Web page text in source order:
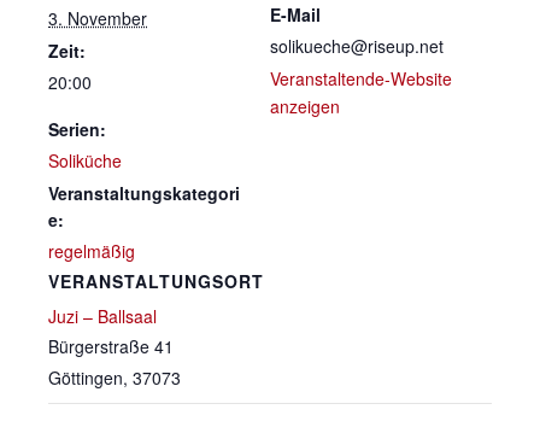
3. November
Zeit:
20:00
Serien:
Soliküche
Veranstaltungskategori
e:
regelmäßig
VERANSTALTUNGSORT
Juzi – Ballsaal
Bürgerstraße 41
Göttingen, 37073
E-Mail
solikueche@riseup.net
Veranstaltende-Website
anzeigen